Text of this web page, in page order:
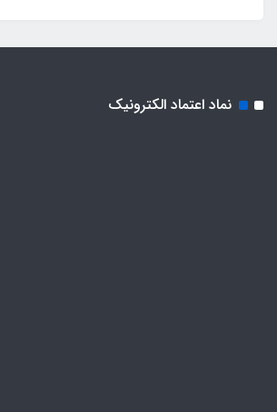
نماد اعتماد الکترونیک